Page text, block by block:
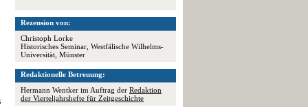
Rezension von:
Christoph Lorke
Historisches Seminar, Westfälische Wilhelms-
Universität, Münster
Redaktionelle Betreuung:
Hermann Wentker im Auftrag der Redaktion
der Vierteljahrshefte für Zeitgeschichte